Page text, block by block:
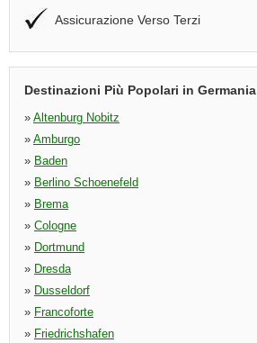
Assicurazione Verso Terzi
Destinazioni Più Popolari in Germania
» Altenburg Nobitz
» Amburgo
» Baden
» Berlino Schoenefeld
» Brema
» Cologne
» Dortmund
» Dresda
» Dusseldorf
» Francoforte
» Friedrichshafen